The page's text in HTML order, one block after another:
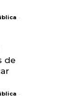
-
de
-